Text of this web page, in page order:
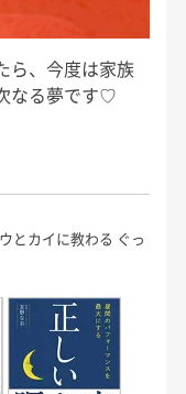
ら、今度は家族
なる夢です♡
とカイに教わる ぐっ